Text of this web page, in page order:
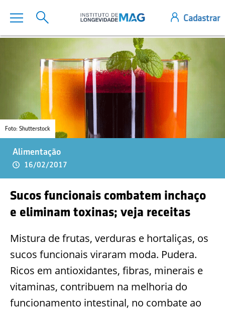
Foto: Shutterstock
Alimentação
16/02/2017
Sucos funcionais combatem inchaço
e eliminam toxinas; veja receitas
Mistura de frutas, verduras e hortaliças, os
sucos funcionais viraram moda. Pudera.
Ricos em antioxidantes, fibras, minerais e
vitaminas, contribuem na melhoria do
funcionamento intestinal, no combate ao